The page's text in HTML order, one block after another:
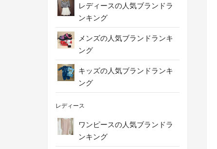
レディースの人気ブランドラ
ンキング
メンズの人気ブランドランキ
ング
キッズの人気ブランドランキ
ング
レディース
ワンピースの人気ブランドラ
ンキング